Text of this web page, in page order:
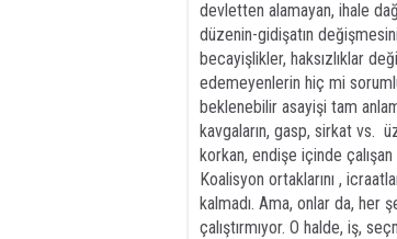
devletten alamayan, ihale
düzenin-gidişatın
becayişlikler, haksızlıklar
edemeyenlerin hiç mi
beklenebilir asayişi tam
kavgaların, gasp, sirkat vs.
korkan, endişe içinde
Koalisyon ortaklarını ,
kalmadı. Ama, onlar da, her
çalıştırmıyor. O halde, iş,